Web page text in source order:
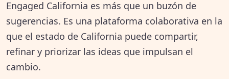
Engaged California es más que un buzón de
sugerencias. Es una plataforma colaborativa en la
que el estado de California puede compartir,
refinar y priorizar las ideas que impulsan el
cambio.